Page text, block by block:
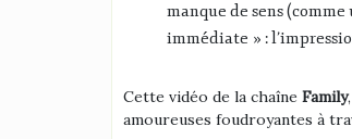
manque de sens
immédiate » :
Cette vidéo de la chaîne Family
amoureuses foudroyantes à